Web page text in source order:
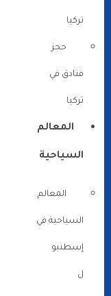
تركيا
حجز
فنادق في
تركيا
المعالم
السياحية
المعالم
السياحية في
إسطنبو
ل